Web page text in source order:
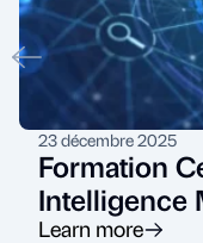
23 décembre 2025
Formation
Intelligence
Learn more